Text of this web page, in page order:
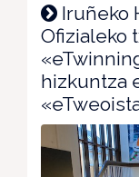
Iruñeko
Ofizialeko
hizkuntza